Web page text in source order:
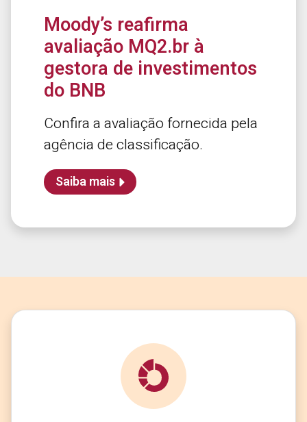
Moody’s reafirma
avaliação MQ2.br à
gestora de investimentos
do BNB
Confira a avaliação fornecida pela
agência de classificação.
Saiba mais